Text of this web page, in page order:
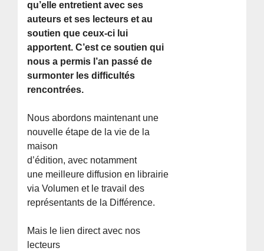
qu’elle entretient avec ses
auteurs et ses lecteurs et au
soutien que ceux-ci lui
apportent. C’est ce soutien qui
nous a permis l’an passé de
surmonter les difficultés
rencontrées.
Nous abordons maintenant une
nouvelle étape de la vie de la
maison
d’édition, avec notamment
une meilleure diffusion en librairie
via Volumen et le travail des
représentants de la Différence.
Mais le lien direct avec nos
lecteurs